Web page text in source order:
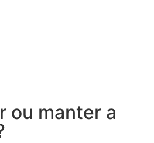
ou manter a